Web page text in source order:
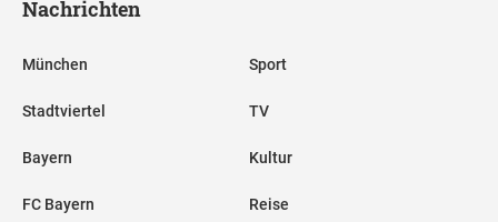
Nachrichten
München
Stadtviertel
Bayern
FC Bayern
Sport
TV
Kultur
Reise